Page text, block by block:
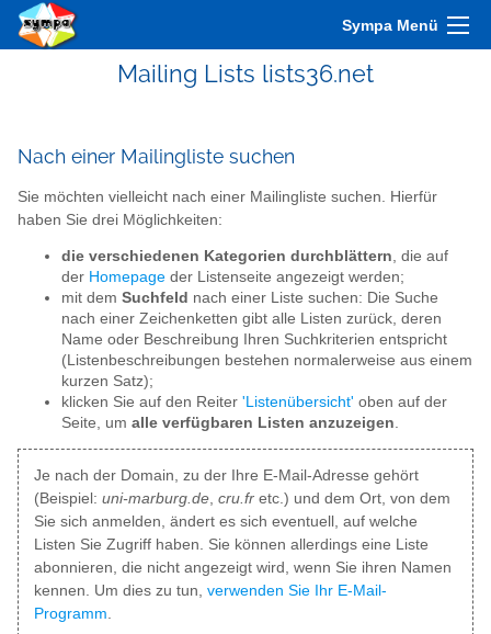
Sympa Menü
Mailing Lists lists36.net
Nach einer Mailingliste suchen
Sie möchten vielleicht nach einer Mailingliste suchen. Hierfür
haben Sie drei Möglichkeiten:
die verschiedenen Kategorien durchblättern, die auf
der Homepage der Listenseite angezeigt werden;
mit dem Suchfeld nach einer Liste suchen: Die Suche
nach einer Zeichenketten gibt alle Listen zurück, deren
Name oder Beschreibung Ihren Suchkriterien entspricht
(Listenbeschreibungen bestehen normalerweise aus einem
kurzen Satz);
klicken Sie auf den Reiter 'Listenübersicht' oben auf der
Seite, um alle verfügbaren Listen anzuzeigen.
Je nach der Domain, zu der Ihre E-Mail-Adresse gehört
(Beispiel: uni-marburg.de, cru.fretc.) und dem Ort, von dem
Sie sich anmelden, ändert es sich eventuell, auf welche
Listen Sie Zugriff haben. Sie können allerdings eine Liste
abonnieren, die nicht angezeigt wird, wenn Sie ihren Namen
kennen. Um dies zu tun, verwenden Sie Ihr E-Mail-
Programm.